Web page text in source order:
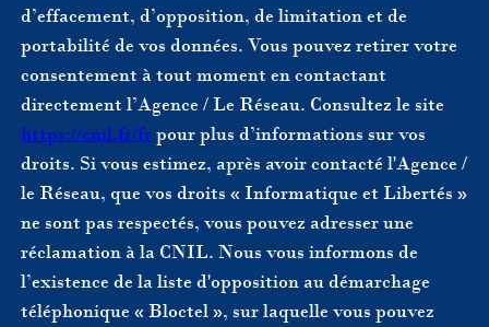
d’effacement, d’opposition, de limitation et de
portabilité de vos données. Vous pouvez retirer votre
consentement à tout moment en contactant
directement l’Agence / Le Réseau. Consultez le site
https://cnil.fr/frpour plus d’informations sur vos
droits. Si vous estimez, après avoir contacté l'Agence /
le Réseau, que vos droits « Informatique et Libertés »
ne sont pas respectés, vous pouvez adresser une
réclamation à la CNIL. Nous vous informons de
l’existence de la liste d'opposition au démarchage
téléphonique « Bloctel », sur laquelle vous pouvez